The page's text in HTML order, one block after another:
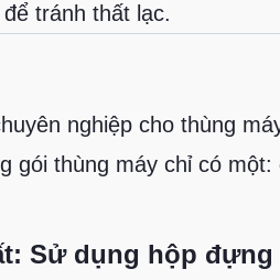
tránh thất lạc.
nghiệp cho thùng
gói thùng máy chỉ có một:
Sử dụng hộp đựng